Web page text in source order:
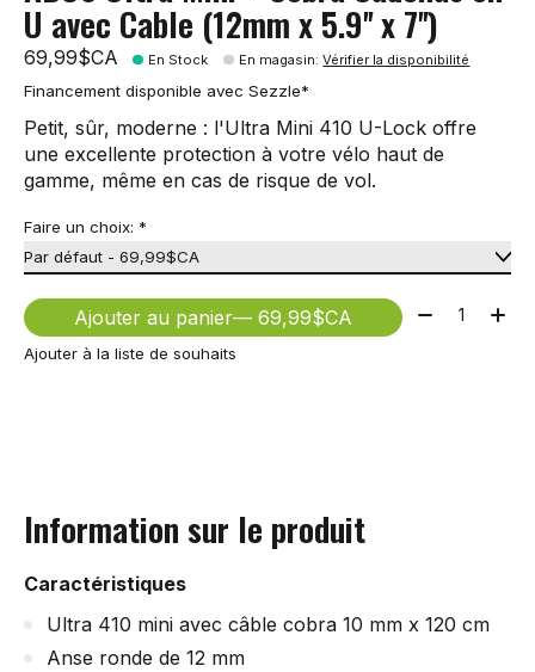
U avec Cable (12mm x 5.9'' x 7'')
69,99$CA En Stock En magasin:Vérifier la disponibilité
Financement disponible avec Sezzle*
Petit, sûr, moderne : l'Ultra Mini 410 U-Lock offre
une excellente protection à votre vélo haut de
gamme, même en cas de risque de vol.
Faire un choix: *
Ajouter au panier — 69,99$CA Quantité:
Ajouter à la liste de souhaits
Information sur le produit
Caractéristiques
Ultra 410 mini avec câble cobra 10 mm x 120 cm
Anse ronde de 12 mm